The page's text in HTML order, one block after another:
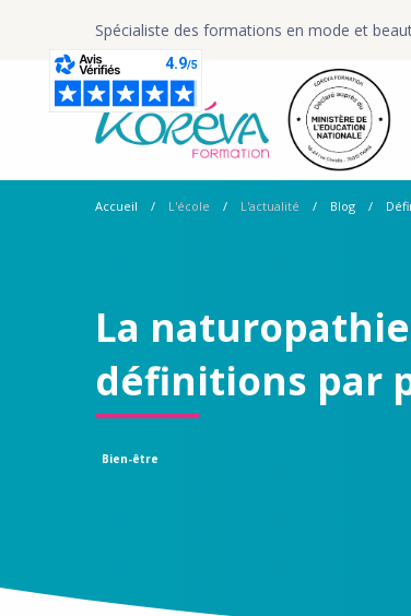
Spécialiste des formations en mode et
Accueil L'école L'actualité Blog
La
définitions par
Bien-être